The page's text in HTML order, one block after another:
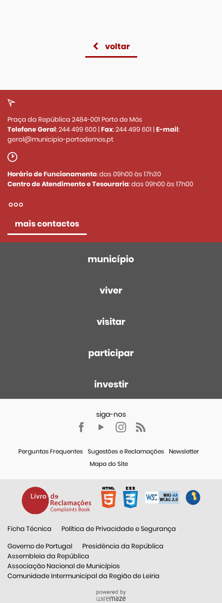
voltar
Praça da República 2484-001 Porto de Mós
Telefone Geral:244 499 600| Fax:244 499 601 | E-mail:
geral@municipio-portodemos.pt
Horário de Funcionamento: das 09h00 às 17h30
Centro de Atendimento e Tesouraria: das 09h00 às 17h00
mais contactos
município
viver
visitar
participar
investir
Perguntas Frequentes Sugestões e Reclamações
Newsletter
Mapa do Site
Ficha Técnica
Política de Privacidade e Segurança
Governo de Portugal
Presidência da República
Assembleia da República
Associação Nacional de Municípios
Comunidade Intermunicipal da Região de Leiria